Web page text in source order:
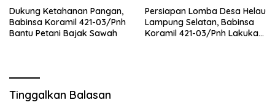
Dukung Ketahanan Pangan,
Babinsa Koramil 421-03/Pnh
Bantu Petani Bajak Sawah
Persiapan Lomba Desa Helau
Lampung Selatan, Babinsa
Koramil 421-03/Pnh Lakukan
Tinggalkan Balasan